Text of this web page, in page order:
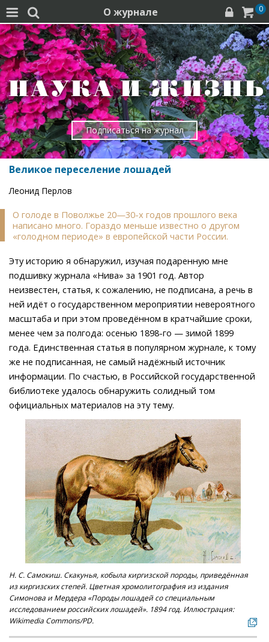
  О журнале   0
Подписаться на журнал
Великое переселение лошадей
Леонид Перлов
О голоде в Поволжье 20—30-х годов прошлого века
написано много. Гораздо меньше известно о другом
«голодном периоде» в европейской части России.
Эту историю я обнаружил, изучая подаренную мне
подшивку журнала «Нива» за 1901 год. Автор
неизвестен, статья, к сожалению, не подписана, а речь в
ней идёт о государственном мероприятии невероятного
масштаба и при этом проведённом в кратчайшие сроки,
менее чем за полгода: осенью 1898-го — зимой 1899
года. Единственная статья в популярном журнале, к тому
же не подписанная, не самый надёжный источник
информации. По счастью, в Российской государственной
библиотеке удалось обнаружить солидный том
официальных материалов на эту тему.
Н. С. Самокиш. Скакунья, кобыла киргизской породы, приведённая
из киргизских степей. Цветная хромолитография из издания
Симонова и Мердера «Породы лошадей со специальным
исследованием российских лошадей». 1894 год. Иллюстрация:
Wikimedia Commons/PD.